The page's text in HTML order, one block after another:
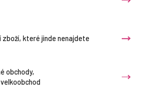
zboží, které jinde nenajdete
obchody,